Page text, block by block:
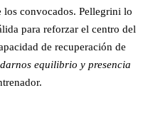
convocados. Pellegrini lo
para reforzar el centro del
de recuperación de
equilibrio y presencia